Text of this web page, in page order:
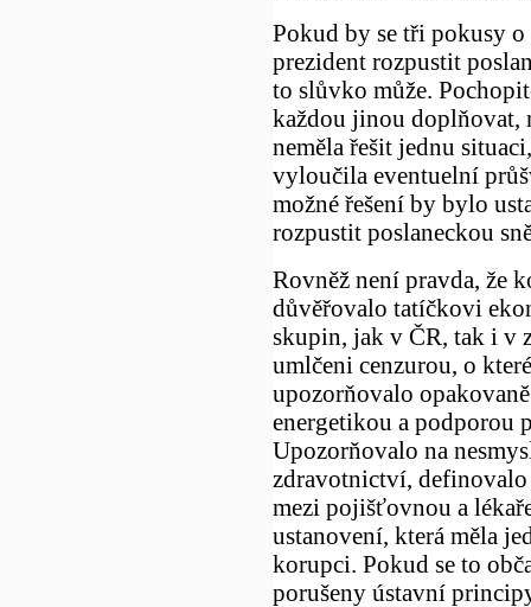
Pokud by se tři pokusy
prezident rozpustit
to slůvko může.
každou jinou doplňovat,
neměla řešit jednu
vyloučila eventuelní
možné řešení by bylo
rozpustit poslaneckou
Rovněž není pravda, že
důvěřovalo tatíčkovi
skupin, jak v ČR, tak i v
umlčeni cenzurou, o
upozorňovalo
energetikou a podporou
Upozorňovalo na
zdravotnictví,
mezi pojišťovnou a
ustanovení, která měla
korupci. Pokud se to
porušeny ústavní